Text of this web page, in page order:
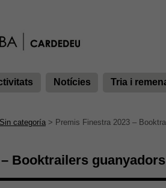
Notícies Tria i
Sin categoría > Premis Finestra 2023 –
Booktrailers guanyadors